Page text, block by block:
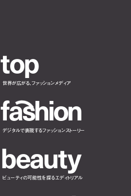
top
世界が広がる、ファッションメディア
fashion
デジタルで表現するファッションストーリー
beauty
ビューティの可能性を探るエディトリアル